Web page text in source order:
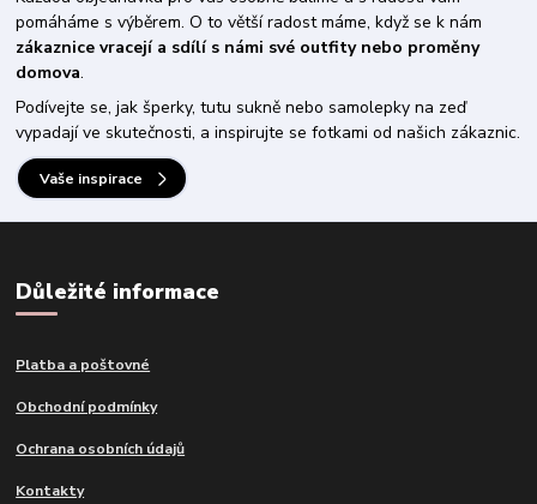
pomáháme s výběrem. O to větší radost máme, když se k nám
zákaznice vracejí a sdílí s námi své outfity nebo proměny
domova.
Podívejte se, jak šperky, tutu sukně nebo samolepky na zeď
vypadají ve skutečnosti, a inspirujte se fotkami od našich zákaznic.
Vaše inspirace
Důležité informace
Platba a poštovné
Obchodní podmínky
Ochrana osobních údajů
Kontakty